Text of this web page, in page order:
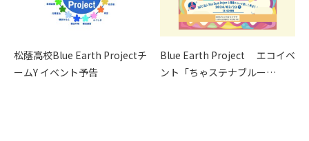
松蔭高校Blue Earth Projectチ
ームY イベント予告
Blue Earth Project エコイベ
ント「ちゃステナブルー…